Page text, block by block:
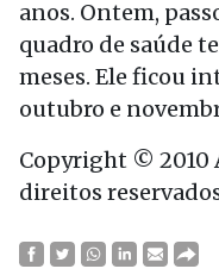
anos. Ontem,
quadro de saúde
meses. Ele ficou
outubro e
Copyright © 2010
direitos